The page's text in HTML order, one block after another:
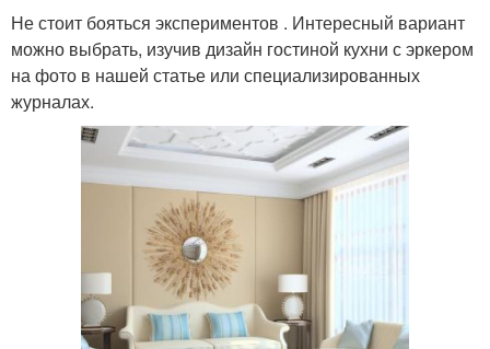
Не стоит бояться экспериментов . Интересный вариант
можно выбрать, изучив дизайн гостиной кухни с эркером
на фото в нашей статье или специализированных
журналах.